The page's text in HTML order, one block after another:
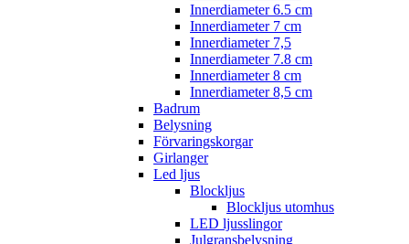
Innerdiameter 6.5 cm
Innerdiameter 7 cm
Innerdiameter 7,5
Innerdiameter 7.8 cm
Innerdiameter 8 cm
Innerdiameter 8,5 cm
Badrum
Belysning
Förvaringskorgar
Girlanger
Led ljus
Blockljus
Blockljus utomhus
LED ljusslingor
Julgransbelysning